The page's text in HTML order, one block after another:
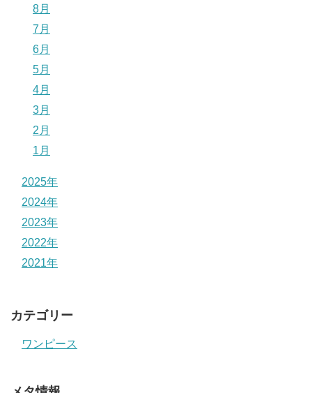
8月
7月
6月
5月
4月
3月
2月
1月
2025年
2024年
2023年
2022年
2021年
カテゴリー
ワンピース